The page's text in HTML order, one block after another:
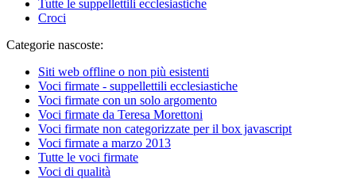
Tutte le suppellettili ecclesiastiche
Croci
Categorie nascoste:
Siti web offline o non più esistenti
Voci firmate - suppellettili ecclesiastiche
Voci firmate con un solo argomento
Voci firmate da Teresa Morettoni
Voci firmate non categorizzate per il box javascript
Voci firmate a marzo 2013
Tutte le voci firmate
Voci di qualità